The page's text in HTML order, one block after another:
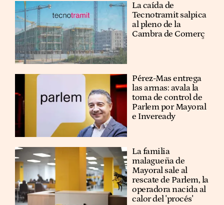
La caída de
Tecnotramit salpica
al pleno de la
Cambra de Comerç
Pérez-Mas entrega
las armas: avala la
toma de control de
Parlem por Mayoral
e Inveready
La familia
malagueña de
Mayoral sale al
rescate de Parlem, la
operadora nacida al
calor del 'procés'